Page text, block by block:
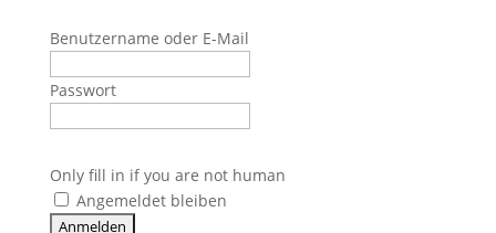
Benutzername oder E-Mail
Passwort
Only fill in if you are not human
Angemeldet bleiben